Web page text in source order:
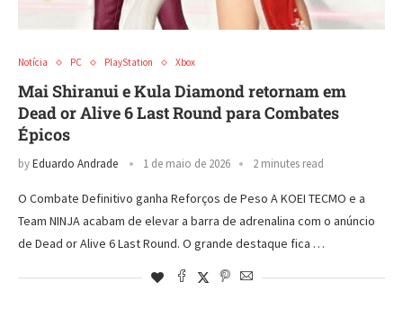
Notícia PC PlayStation Xbox
Mai Shiranui e Kula Diamond retornam em
Dead or Alive 6 Last Round para Combates
Épicos
byEduardo Andrade 1 de maio de 2026 2 minutes read
O Combate Definitivo ganha Reforços de Peso A KOEI TECMO e a
Team NINJA acabam de elevar a barra de adrenalina com o anúncio
de Dead or Alive 6 Last Round. O grande destaque fica …